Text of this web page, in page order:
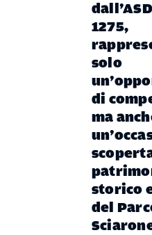
1275,
solo
di
ma
storico
del